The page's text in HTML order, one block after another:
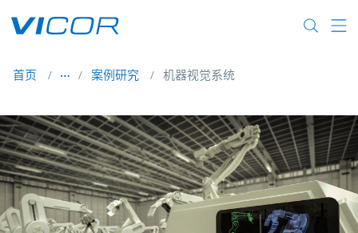
首页 案例研究 机器视觉系统